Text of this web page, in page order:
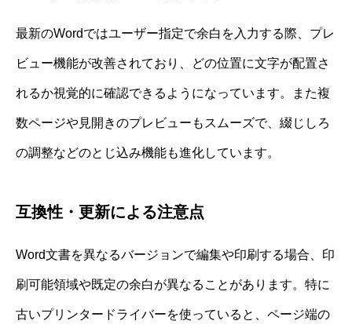
最新のWordではユーザー指定で余白を入力する際、プレ
ビュー機能が改善されており、どの位置に文字が配置さ
れるか視覚的に確認できるようになっています。また複
数ページや見開きのプレビューもスムーズで、綴じしろ
の調整などのとじ込み機能も進化しています。
互換性・更新による注意点
Word文書を異なるバージョンで編集や印刷する場合、印
刷可能領域や既定の余白が異なることがあります。特に
古いプリンタードライバーを使っていると、ページ端の